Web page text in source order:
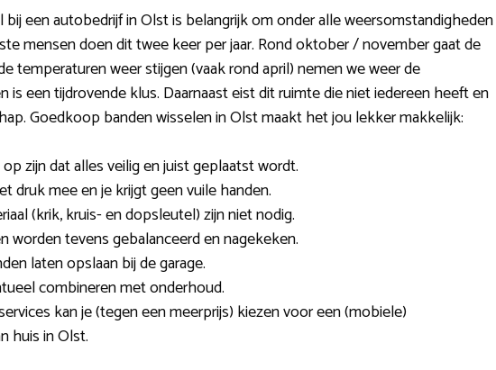
bij een autobedrijf in Olst is belangrijk om onder alle weersomstandigheden
mensen doen dit twee keer per jaar. Rond oktober / november gaat de
temperaturen weer stijgen (vaak rond april) nemen we weer de
is een tijdrovende klus. Daarnaast eist dit ruimte die niet iedereen heeft en
Goedkoop banden wisselen in Olst maakt het jou lekker makkelijk:
zijn dat alles veilig en juist geplaatst wordt.
druk mee en je krijgt geen vuile handen.
(krik, kruis- en dopsleutel) zijn niet nodig.
worden tevens gebalanceerd en nagekeken.
laten opslaan bij de garage.
combineren met onderhoud.
kan je (tegen een meerprijs) kiezen voor een (mobiele)
huis in Olst.